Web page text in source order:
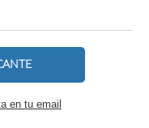
en tu email